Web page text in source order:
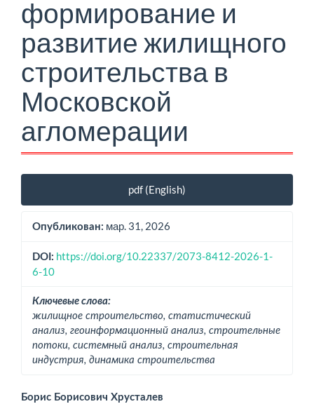
формирование и
развитие жилищного
строительства в
Московской
агломерации
Боковая
панель
статьи
pdf (English)
Опубликован: мар. 31, 2026
DOI: https://doi.org/10.22337/2073-8412-2026-1-
6-10
Ключевые слова:
жилищное строительство, статистический
анализ, геоинформационный анализ, строительные
потоки, системный анализ, строительная
индустрия, динамика строительства
Борис Борисович Хрусталев